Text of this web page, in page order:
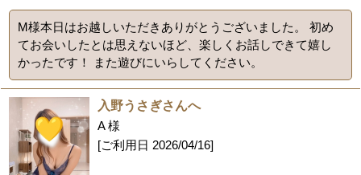
M様本日はお越しいただきありがとうございました。 初め
てお会いしたとは思えないほど、楽しくお話しできて嬉し
かったです！ また遊びにいらしてください。
入野うさぎさんへ
A 様
[ご利用日 2026/04/16]